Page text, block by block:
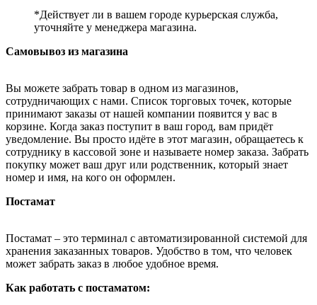
*Действует ли в вашем городе курьерская служба,
уточняйте у менеджера магазина.
Самовывоз из магазина
Вы можете забрать товар в одном из магазинов,
сотрудничающих с нами. Список торговых точек, которые
принимают заказы от нашей компании появится у вас в
корзине. Когда заказ поступит в ваш город, вам придёт
уведомление. Вы просто идёте в этот магазин, обращаетесь к
сотруднику в кассовой зоне и называете номер заказа. Забрать
покупку может ваш друг или родственник, который знает
номер и имя, на кого он оформлен.
Постамат
Постамат – это терминал с автоматизированной системой для
хранения заказанных товаров. Удобство в том, что человек
может забрать заказ в любое удобное время.
Как работать с постаматом: